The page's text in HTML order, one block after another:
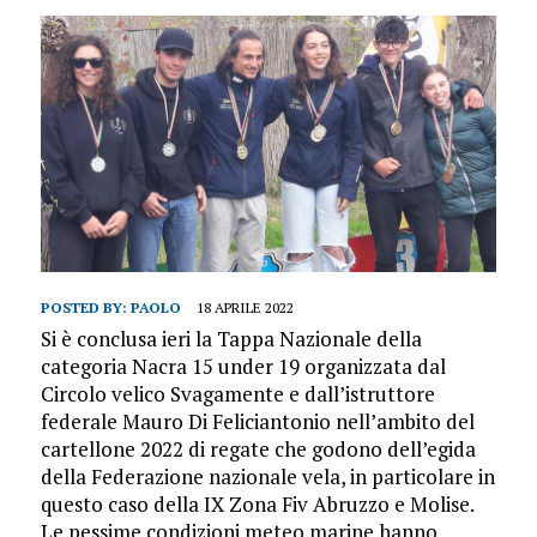
POSTED BY: PAOLO 18 APRILE 2022
Si è conclusa ieri la Tappa Nazionale della
categoria Nacra 15 under 19 organizzata dal
Circolo velico Svagamente e dall’istruttore
federale Mauro Di Feliciantonio nell’ambito del
cartellone 2022 di regate che godono dell’egida
della Federazione nazionale vela, in particolare in
questo caso della IX Zona Fiv Abruzzo e Molise.